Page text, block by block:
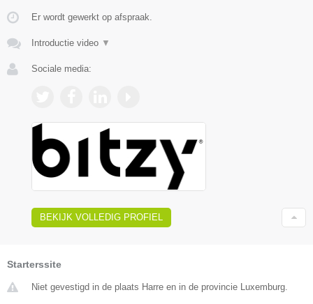
Er wordt gewerkt op afspraak.
Introductie video ▼
Sociale media:
BEKIJK VOLLEDIG PROFIEL
Starterssite
Niet gevestigd in de plaats Harre en in de provincie Luxemburg.